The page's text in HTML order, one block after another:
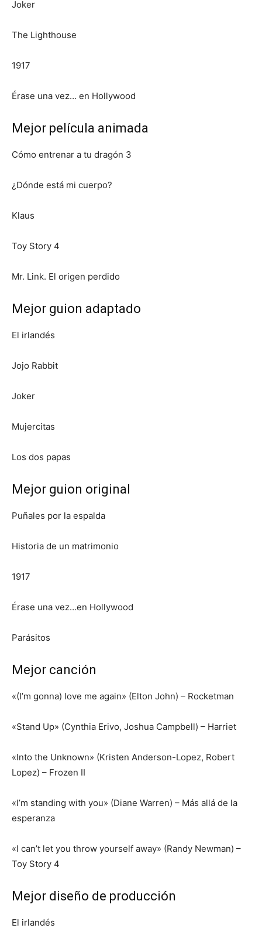
Joker
The Lighthouse
1917
Érase una vez… en Hollywood
Mejor película animada
Cómo entrenar a tu dragón 3
¿Dónde está mi cuerpo?
Klaus
Toy Story 4
Mr. Link. El origen perdido
Mejor guion adaptado
El irlandés
Jojo Rabbit
Joker
Mujercitas
Los dos papas
Mejor guion original
Puñales por la espalda
Historia de un matrimonio
1917
Érase una vez…en Hollywood
Parásitos
Mejor canción
«(I’m gonna) love me again» (Elton John) – Rocketman
«Stand Up» (Cynthia Erivo, Joshua Campbell) – Harriet
«Into the Unknown» (Kristen Anderson-Lopez, Robert
Lopez) – Frozen II
«I’m standing with you» (Diane Warren) – Más allá de la
esperanza
«I can’t let you throw yourself away» (Randy Newman) –
Toy Story 4
Mejor diseño de producción
El irlandés